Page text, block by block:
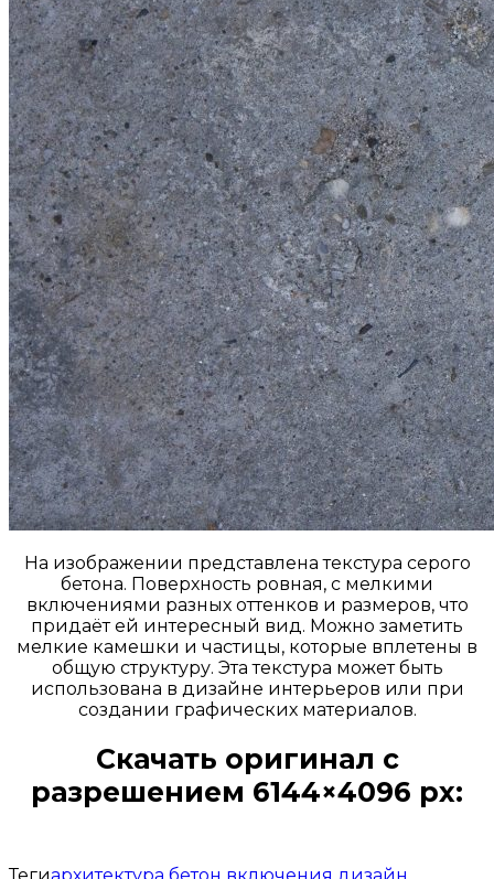
На изображении представлена текстура серого
бетона. Поверхность ровная, с мелкими
включениями разных оттенков и размеров, что
придаёт ей интересный вид. Можно заметить
мелкие камешки и частицы, которые вплетены в
общую структуру. Эта текстура может быть
использована в дизайне интерьеров или при
создании графических материалов.
Скачать оригинал с
разрешением 6144×4096 px: